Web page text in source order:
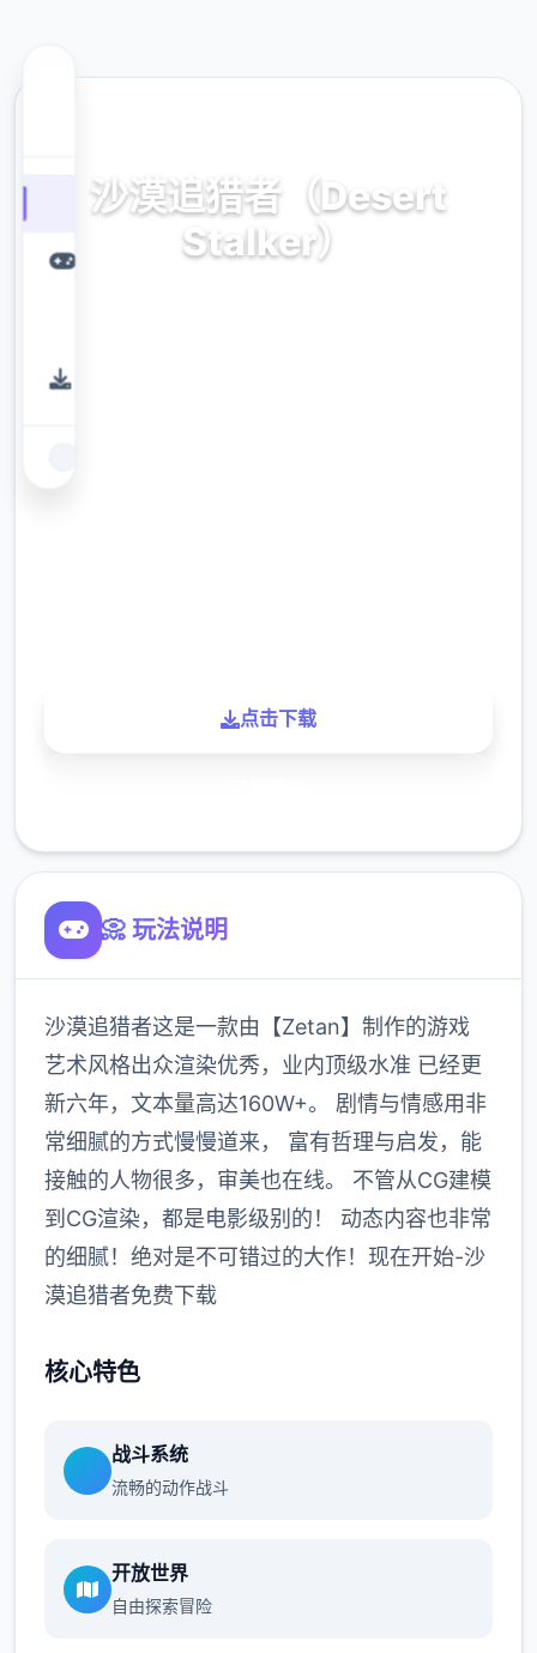
沙漠追猎者（Desert
Stalker）
点击下载
📀 玩法说明
沙漠追猎者这是一款由【Zetan】制作的游戏
艺术风格出众渲染优秀，业内顶级水准 已经更
新六年，文本量高达160W+。 剧情与情感用非
常细腻的方式慢慢道来， 富有哲理与启发，能
接触的人物很多，审美也在线。 不管从CG建模
到CG渲染，都是电影级别的！ 动态内容也非常
的细腻！绝对是不可错过的大作！现在开始-沙
漠追猎者免费下载
核心特色
战斗系统
流畅的动作战斗
开放世界
自由探索冒险